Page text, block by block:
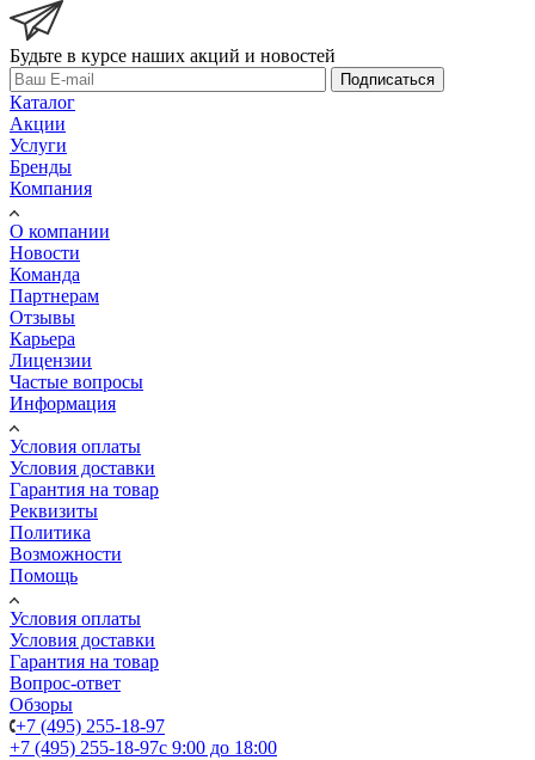
Будьте в курсе наших акций и новостей
Подписаться
Каталог
Акции
Услуги
Бренды
Компания
О компании
Новости
Команда
Партнерам
Отзывы
Карьера
Лицензии
Частые вопросы
Информация
Условия оплаты
Условия доставки
Гарантия на товар
Реквизиты
Политика
Возможности
Помощь
Условия оплаты
Условия доставки
Гарантия на товар
Вопрос-ответ
Обзоры
+7 (495) 255-18-97
+7 (495) 255-18-97с 9:00 до 18:00